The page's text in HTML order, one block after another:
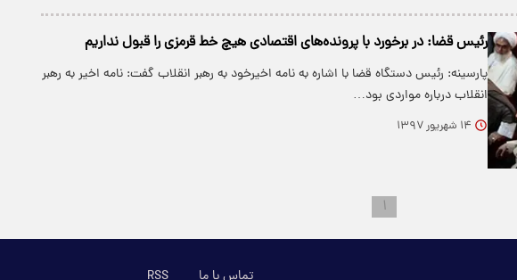
رئیس قضا: در برخورد با پرونده‌های اقتصادی هیچ خط قرمزی را قبول نداریم
پارسینه: رئیس دستگاه قضا با اشاره به نامه اخیرخود به رهبر انقلاب گفت: نامه اخیر به رهبر
انقلاب درباره مواردی بود…
۱۴ شهریور ۱۳۹۷
۱